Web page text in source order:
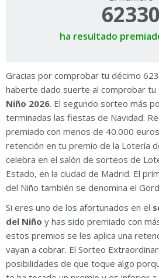
62330
ha resultado
Gracias por comprobar tu décimo
haberte dado suerte al comprobar tu
Niño 2026. El segundo sorteo más
terminadas las fiestas de Navidad.
premiado con menos de 40.000
retención en tu premio de la Lotería
celebra en el salón de sorteos de
Estado, en la ciudad de Madrid. El
del Niño también se denomina el
Si eres uno de los afortunados en el
del Niño y has sido premiado con
estos premios se les aplica una
vayan a cobrar. El Sorteo
posibilidades de que toque algo